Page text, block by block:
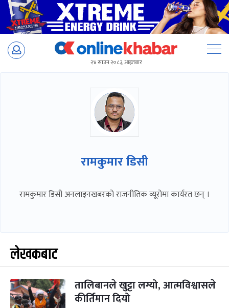
Skip
२४ साउन २०८३, आइतबार
रामकुमार डिसी
रामकुमार डिसी अनलाइनखबरको राजनीतिक व्यूरोमा कार्यरत छन् ।
लेखकबाट
तालिबानले खुट्टा लग्यो, आत्मविश्वासले
कीर्तिमान दियो